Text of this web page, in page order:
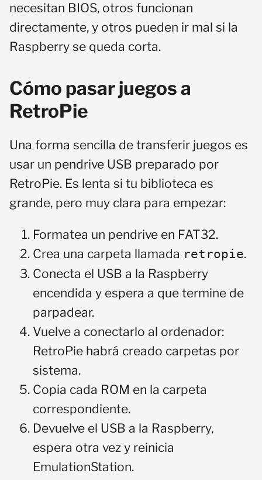
necesitan BIOS, otros funcionan
directamente, y otros pueden ir mal si la
Raspberry se queda corta.
Cómo pasar juegos a
RetroPie
Una forma sencilla de transferir juegos es
usar un pendrive USB preparado por
RetroPie. Es lenta si tu biblioteca es
grande, pero muy clara para empezar:
Formatea un pendrive en FAT32.
Crea una carpeta llamada retropie.
Conecta el USB a la Raspberry
encendida y espera a que termine de
parpadear.
Vuelve a conectarlo al ordenador:
RetroPie habrá creado carpetas por
sistema.
Copia cada ROM en la carpeta
correspondiente.
Devuelve el USB a la Raspberry,
espera otra vez y reinicia
EmulationStation.